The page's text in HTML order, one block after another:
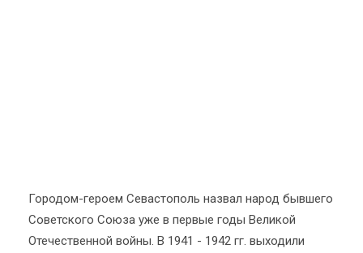
Городом-героем Севастополь назвал народ бывшего
Советского Союза уже в первые годы Великой
Отечественной войны. В 1941 - 1942 гг. выходили